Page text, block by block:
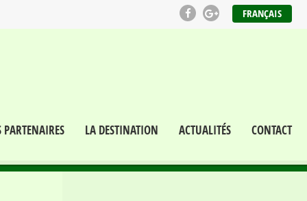
FRANÇAIS
PARTENAIRES LA DESTINATION ACTUALITÉS CONTACT